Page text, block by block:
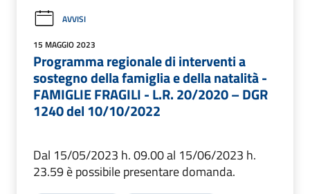
AVVISI
15 MAGGIO 2023
Programma regionale di interventi a
sostegno della famiglia e della natalità -
FAMIGLIE FRAGILI - L.R. 20/2020 – DGR
1240 del 10/10/2022
Dal 15/05/2023 h. 09.00 al 15/06/2023 h.
23.59 è possibile presentare domanda.